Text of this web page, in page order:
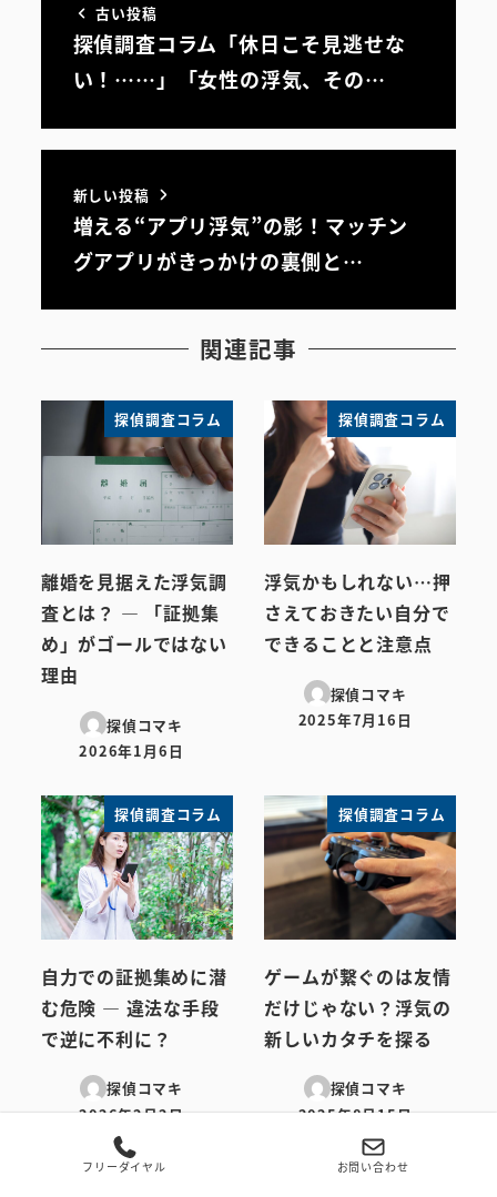
古い投稿
探偵調査コラム「休日こそ見逃せな
い！……」「女性の浮気、その…
新しい投稿
増える“アプリ浮気”の影！マッチン
グアプリがきっかけの裏側と…
関連記事
探偵調査コラム
離婚を見据えた浮気調
査とは？ ― 「証拠集
め」がゴールではない
理由
探偵コマキ
投稿日
2026年1月6日
探偵調査コラム
浮気かもしれない…押
さえておきたい自分で
できることと注意点
探偵コマキ
投稿日
2025年7月16日
探偵調査コラム
自力での証拠集めに潜
む危険 ― 違法な手段
で逆に不利に？
探偵コマキ
2026年2月2日
探偵調査コラム
ゲームが繋ぐのは友情
だけじゃない？浮気の
新しいカタチを探る
探偵コマキ
2025年8月15日
フリーダイヤル お問い合わせ